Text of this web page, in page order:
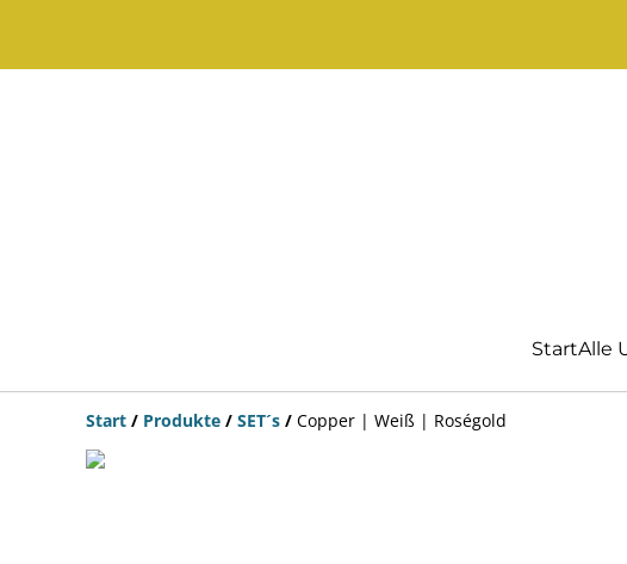
StartAlle
Start / Produkte / SET´s / Copper | Weiß | Roségold